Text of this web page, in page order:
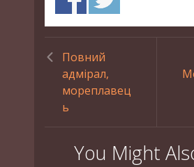
Повний
адмірал,
мореплавец
ь
You Might